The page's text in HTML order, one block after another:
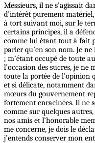
Messieurs, il ne s’agissait
d’intérêt purement matériel,
à tort suivant moi, sur le
certains principes, il a
comme lui étant tout à fait
parler qu’en son nom. Je
; m’étant occupé de toute
l’occasion des sucres, je ne
toute la portée de l’opinion
et si délicate, notamment
mœurs du gouvernement
fortement enracinées. Il ne
comme sur quelques
nos amis et l’honorable
me concerne, je dois le
j’entends conserver mon